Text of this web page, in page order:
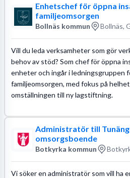
Enhetschef för öppna
familjeomsorgen
Bollnäs kommun Bollnäs,
Vill du leda verksamheter som gör
behov av stöd? Som chef för öppna
enheter och ingår i ledningsgruppen
familjeomsorgen, med fokus på
omställningen till ny lagstiftning.
Administratör till
omsorgsboende
Botkyrka kommun
Vi söker en administratör som vill ha